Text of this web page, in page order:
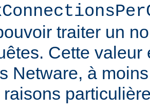
traiter un
Cette valeur
Netware, à
raisons